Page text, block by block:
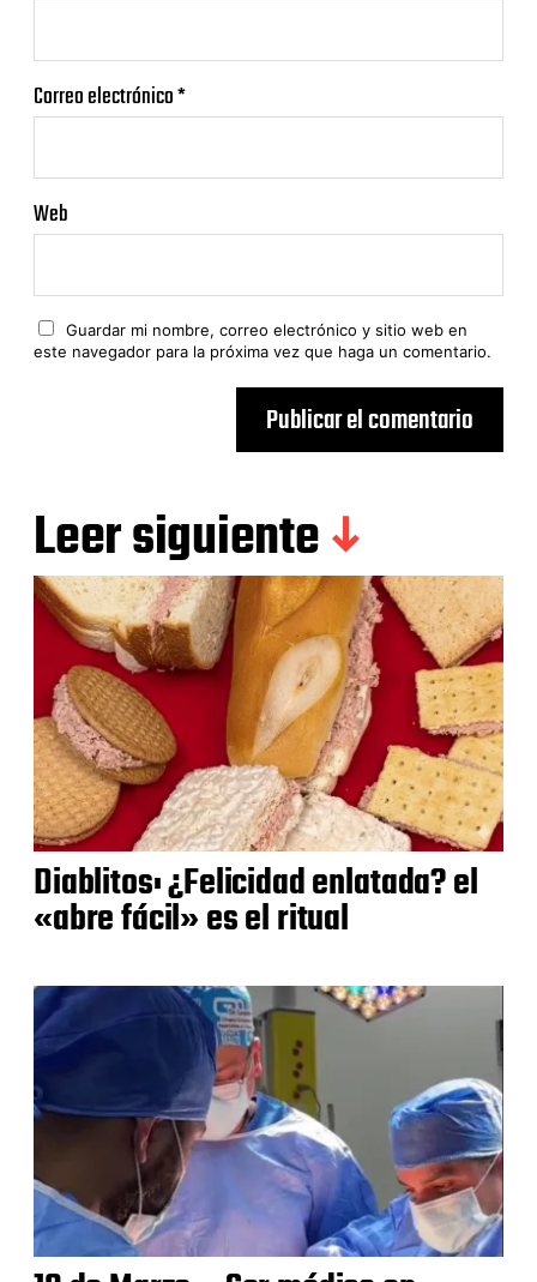
Correo electrónico*
Web
Guardar mi nombre, correo electrónico y sitio web en
este navegador para la próxima vez que haga un comentario.
Leer siguiente
Diablitos: ¿Felicidad enlatada? el
«abre fácil» es el ritual